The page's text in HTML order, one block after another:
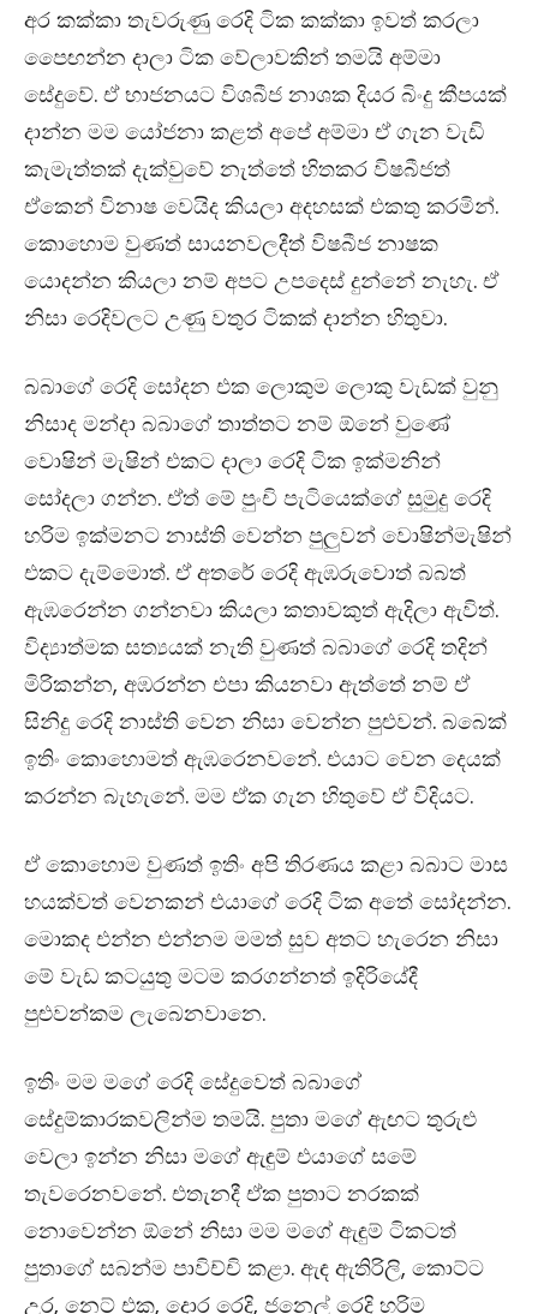
අර කක්කා තැවරුණු රෙදි ටික කක්කා ඉවත් කරලා
පෙ‍ෙඟන්න දාලා ටික වේලාවකින් තමයි අම්මා
සේදුවේ. ඒ භාජනයට විශබීජ නාශක දියර බිංදු කීපයක්
දාන්න මම යෝජනා කළත් අපේ අම්මා ඒ ගැන වැඩි
කැමැත්තක් දැක්වුවේ නැත්තේ හිතකර විෂබීජත්
ඒකෙන් විනාෂ වෙයිද කියලා අදහසක් එකතු කරමින්.
කොහොම වුණත් සායනවලදීත් විෂබීජ නාෂක
යොදන්න කියලා නම් අපට උපදෙස් දුන්නේ නැහැ. ඒ
නිසා රෙදිවලට උණු වතුර ටිකක් දාන්න හිතුවා.
බබාගේ රෙදි සෝදන එක ලොකුම ලොකු වැඩක් වුනු
නිසාද මන්දා බබාගේ තාත්තට නම් ඕනේ වුණේ
වොෂින් මැෂින් එකට දාලා රෙදි ටික ඉක්මනින්
සෝදලා ගන්න. ඒත් මේ පුංචි පැටියෙක්ගේ සුමුදු රෙදි
හරිම ඉක්මනට නාස්ති වෙන්න පුලුවන් වොෂින්මැෂින්
එකට දැම්මොත්. ඒ අතරේ රෙදි ඇඹරුවොත් බබත්
ඇඹරෙන්න ගන්නවා කියලා කතාවකුත් ඇදිලා ඇවිත්.
විද්‍යාත්මක සත්‍යයක් නැති වුණත් බබාගේ රෙදි තදින්
මිරිකන්න, අඹරන්න එපා කියනවා ඇත්තේ නම් ඒ
සිනිදු රෙදි නාස්ති වෙන නිසා වෙන්න පුළුවන්. බබෙක්
ඉතිං කොහොමත් ඇඹරෙනවනේ. එයාට වෙන දෙයක්
කරන්න බැහැනේ. මම ඒක ගැන හිතුවේ ඒ විදියට.
ඒ කොහොම වුණත් ඉතිං අපි තිරණය කළා බබාට මාස
හයක්වත් වෙනකන් එයාගේ රෙදි ටික අතේ සෝදන්න.
මොකද එන්න එන්නම මමත් සුව අතට හැරෙන නිසා
මේ වැඩ කටයුතු මටම කරගන්නත් ඉදිරියේදී
පුළුවන්කම ලැබෙනවානෙ.
ඉතිං මම මගේ රෙදි සේදුවෙත් බබාගේ
සේදුම්කාරකවලින්ම තමයි. පුතා මගේ ඇඟට තුරුළු
වෙලා ඉන්න නිසා මගේ ඇඳුම් එයාගේ සමේ
තැවරෙනවනේ. එතැනදී ඒක පුතාට නරකක්
නොවෙන්න ඕනේ නිසා මම මගේ ඇඳුම් ටිකටත්
පුතාගේ සබන්ම පාවිච්චි කළා. ඇඳ ඇතිරිලි, කොට්ට
උර, නෙට් එක, දොර රෙදි, ජනෙල් රෙදි හරිම